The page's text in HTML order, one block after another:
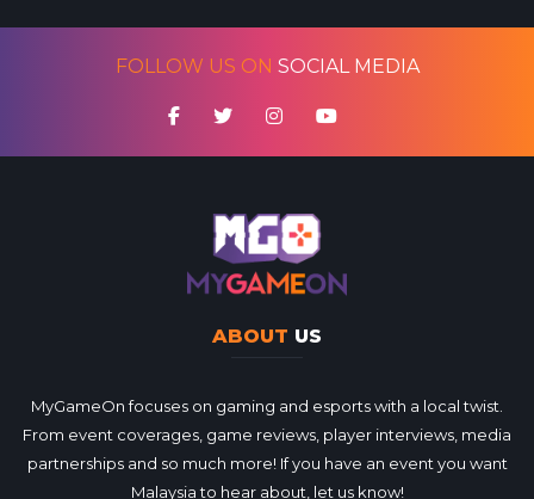
FOLLOW US ON SOCIAL MEDIA
ABOUT US
MyGameOn focuses on gaming and esports with a local twist.
From event coverages, game reviews, player interviews, media
partnerships and so much more! If you have an event you want
Malaysia to hear about, let us know!